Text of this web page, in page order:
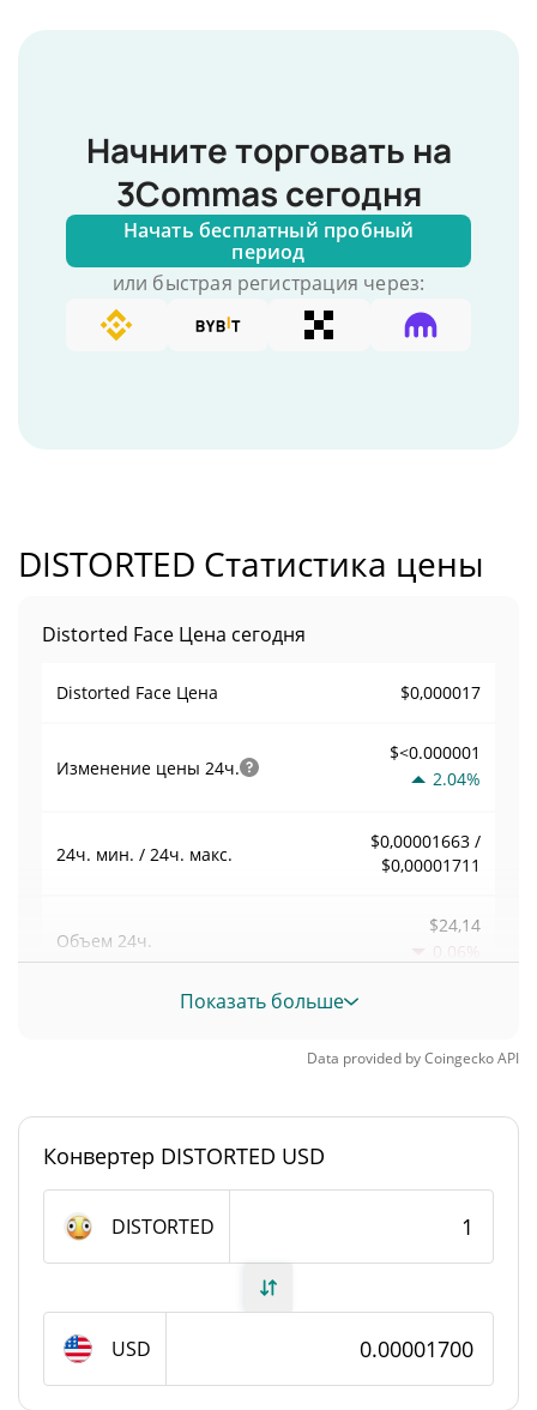
Начните торговать на
3Commas сегодня
Начать бесплатный пробный
период
или быстрая регистрация через:
DISTORTED Статистика цены
Distorted Face Цена сегодня
Distorted Face Цена $0,000017
Изменение цены 24ч.
$<0.000001
2.04%
24ч. мин. / 24ч. макс.
$0,00001663 /
$0,00001711
Объем 24ч.
$24,14
0.06%
Объем / Рыночная
Рейтинг
Distorted Face Предложение
999 481 069,286
DISTORTED
Показать больше
Data provided byCoingeckoAPI
Конвертер DISTORTED USD
DISTORTED
USD